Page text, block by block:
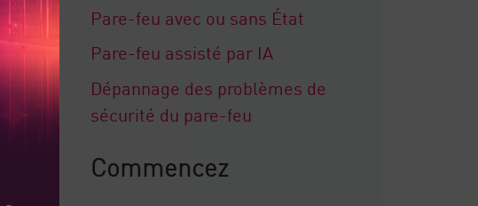
Pare-feu avec ou sans État
Pare-feu assisté par IA
Dépannage des problèmes de
sécurité du pare-feu
Commencez